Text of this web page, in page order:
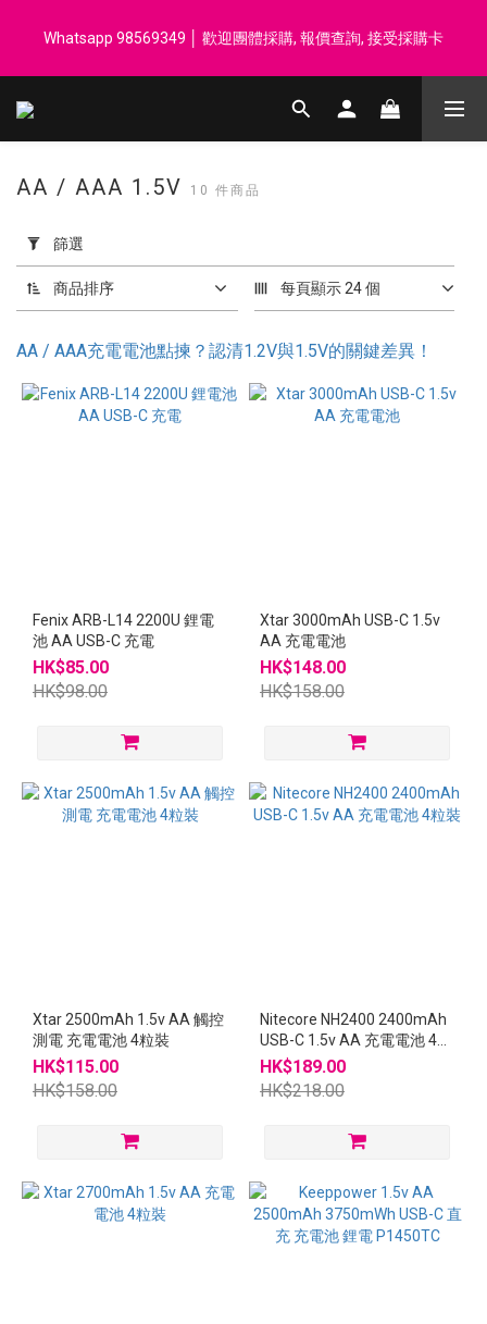
汗毛巾 韓國制 送完即止
Whatsapp 98569349 │ 歡迎團體採購, 報價查詢, 接受採購卡
登記會員享每$50回贈$1 │ 滿HK$899 送 N-rit Campack Towel 吸
用
篩
選
(0/20)
(HK$)
AA / AAA 1.5V 10 件商品
篩選
商品排序 每頁顯示 24 個
AA / AAA充電電池點揀？認清1.2V與1.5V的關鍵差異！
Fenix ARB-L14 2200U 鋰電
池 AA USB-C 充電
HK$85.00
HK$98.00
Xtar 3000mAh USB-C 1.5v
AA 充電電池
HK$148.00
HK$158.00
Xtar 2500mAh 1.5v AA 觸控
測電 充電電池 4粒裝
HK$115.00
HK$158.00
Nitecore NH2400 2400mAh
USB-C 1.5v AA 充電電池 4粒
裝
HK$189.00
HK$218.00